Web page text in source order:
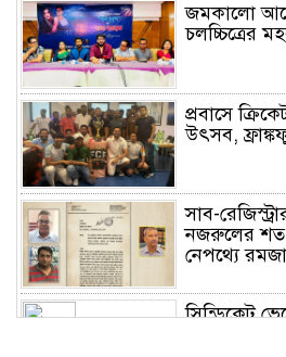
জমকালো
চলচ্চিত্রের
প্রবাসে
উৎসব,
সাব-
নজরুলের শত
নেপথ্যে
সিন্ডিকেট